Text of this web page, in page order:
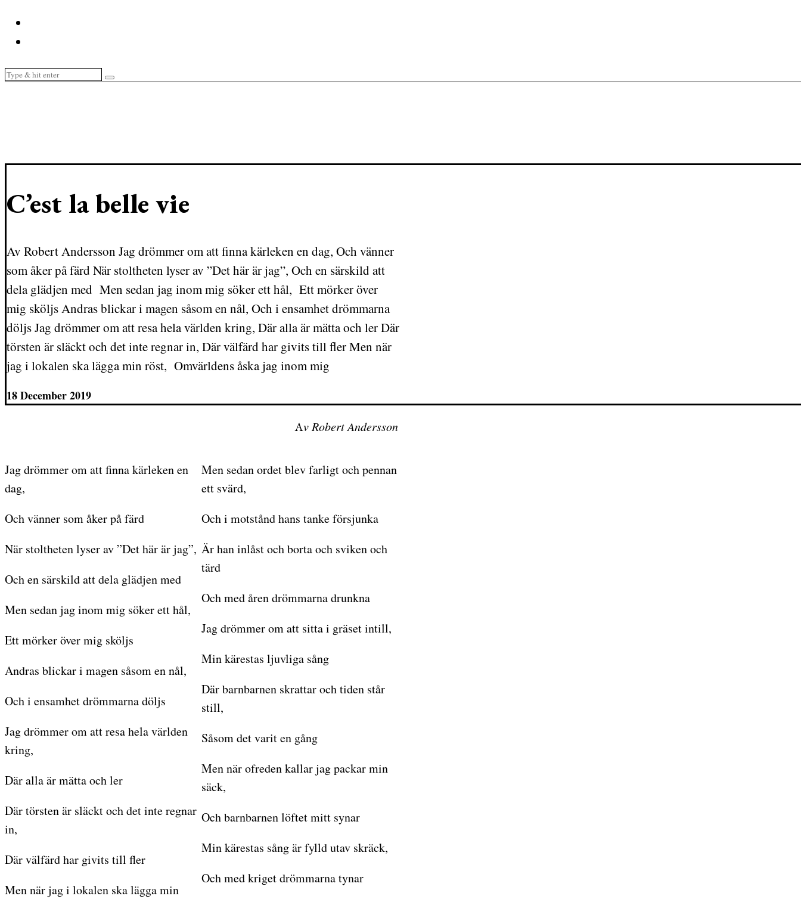
C’est la belle vie
Av Robert Andersson Jag drömmer om att finna kärleken en dag, Och vänner
som åker på färd När stoltheten lyser av ”Det här är jag”, Och en särskild att
dela glädjen med Men sedan jag inom mig söker ett hål, Ett mörker över
mig sköljs Andras blickar i magen såsom en nål, Och i ensamhet drömmarna
döljs Jag drömmer om att resa hela världen kring, Där alla är mätta och ler Där
törsten är släckt och det inte regnar in, Där välfärd har givits till fler Men när
jag i lokalen ska lägga min röst, Omvärldens åska jag inom mig
18 December 2019
Av Robert Andersson
Jag drömmer om att finna kärleken en
dag,
Och vänner som åker på färd
När stoltheten lyser av ”Det här är jag”,
Och en särskild att dela glädjen med
Men sedan jag inom mig söker ett hål,
Ett mörker över mig sköljs
Andras blickar i magen såsom en nål,
Och i ensamhet drömmarna döljs
Jag drömmer om att resa hela världen
kring,
Där alla är mätta och ler
Där törsten är släckt och det inte regnar
in,
Där välfärd har givits till fler
Men när jag i lokalen ska lägga min
Men sedan ordet blev farligt och pennan
ett svärd,
Och i motstånd hans tanke försjunka
Är han inlåst och borta och sviken och
tärd
Och med åren drömmarna drunkna
Jag drömmer om att sitta i gräset intill,
Min kärestas ljuvliga sång
Där barnbarnen skrattar och tiden står
still,
Såsom det varit en gång
Men när ofreden kallar jag packar min
säck,
Och barnbarnen löftet mitt synar
Min kärestas sång är fylld utav skräck,
Och med kriget drömmarna tynar